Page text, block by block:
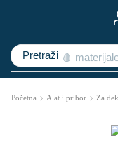
Pretraži 🩸
Početna Alat i pribor Za